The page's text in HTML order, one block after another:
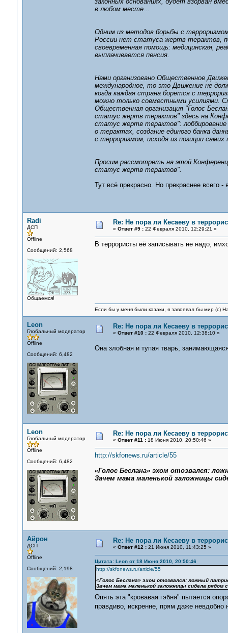
в любом месте...
Одним из методов борьбы с
России нет статуса жертв терактов,
своевременная помощь: медицинская,
выплачивается пенсия.
Нами организовано Общественное
международное, то это Движение не
когда каждая страна борется с
можно только совместными усилиями.
Общественная организация "Голос
статус жертв терактов" здесь на
статус жертв терактов": лоббирование
о терактах, создание единого банка
с терроризмом, исходя из позиции
Просим рассмотреть на этой
статус жертв терактов".
Тут всё прекрасно. Но прекраснее всего
Radi
ДСП
Offline
Сообщений: 2,568
Общаемся!
Re: Не пора ли Кесаеву в
« Ответ #9 :22 Февраля 2010, 12:29:21 »
В террористы её записывать не надо,
Если бы у меня были казаки, я завоевал бы мир (с)
Leon
Глобальный модератор
Offline
Сообщений: 6,482
Re: Не пора ли Кесаеву в
« Ответ #10 :22 Февраля 2010, 12:38:10 »
Она злобная и тупая тварь,
Leon
Глобальный модератор
Offline
Сообщений: 6,482
Re: Не пора ли Кесаеву в
« Ответ #11 :18 Июня 2010, 20:50:46 »
http://skfonews.ru/article/55
«Голос Беслана» эхом отозвался:
Зачем мама маленькой заложницы
Айрон
ДСП
Offline
Сообщений: 2,198
Re: Не пора ли Кесаеву в
« Ответ #12 :21 Июня 2010, 11:43:25 »
Цитата: Leon от 18 Июня 2010, 20:50:46
http://skfonews.ru/article/55
«Голос Беслана» эхом отозвался: ложный
Зачем мама маленькой заложницы сидела рядом
Опять эта "кровавая гэбня" пытается
правдиво, искренне, прям даже